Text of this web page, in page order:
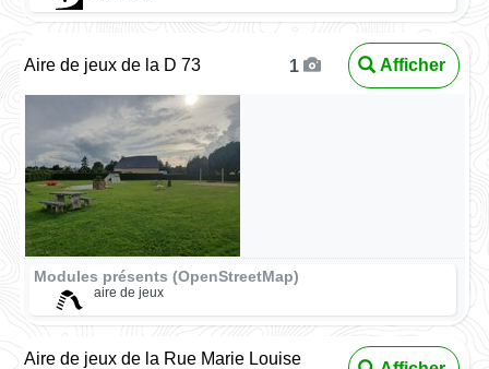
Aire de jeux de la D 73 1 Afficher
Modules présents (OpenStreetMap)
aire de jeux
Aire de jeux de la Rue Marie Louise